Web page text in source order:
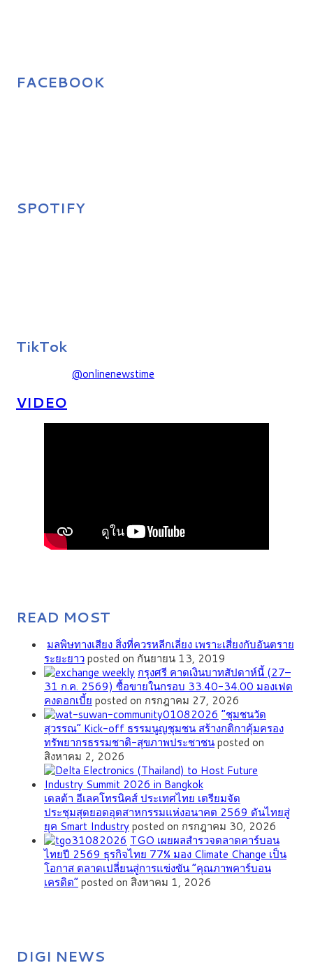
FACEBOOK
SPOTIFY
TikTok
@onlinenewstime
VIDEO
READ MOST
มลพิษทางเสียง สิ่งที่ควรหลีกเลี่ยง เพราะเสี่ยงกับอันตราย
ระยะยาวposted on กันยายน 13, 2019
กรุงศรี คาดเงินบาทสัปดาห์นี้ (27–
31 ก.ค. 2569) ซื้อขายในกรอบ 33.40-34.00 มองเฟด
คงดอกเบี้ย posted on กรกฎาคม 27, 2026
”ชุมชนวัด
สุวรรณ” Kick-off ธรรมนูญชุมชน สร้างกติกาคุ้มครอง
ทรัพยากรธรรมชาติ-สุขภาพประชาชนposted on
สิงหาคม 2, 2026
เดลต้า อีเลคโทรนิคส์ ประเทศไทย เตรียมจัด
ประชุมสุดยอดอุตสาหกรรมแห่งอนาคต 2569 ดันไทยสู่
ยุค Smart Industryposted on กรกฎาคม 30, 2026
TGO เผยผลสำรวจตลาดคาร์บอน
ไทยปี 2569 ธุรกิจไทย 77% มอง Climate Change เป็น
โอกาส ตลาดเปลี่ยนสู่การแข่งขัน “คุณภาพคาร์บอน
เครดิต”posted on สิงหาคม 1, 2026
DIGI NEWS